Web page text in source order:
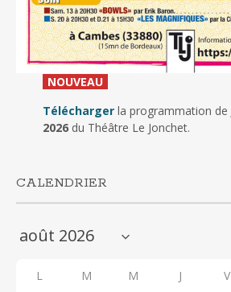
NOUVEAU_
Télécharger la programmation de
2026du Théâtre Le Jonchet.
CALENDRIER
L M M J V